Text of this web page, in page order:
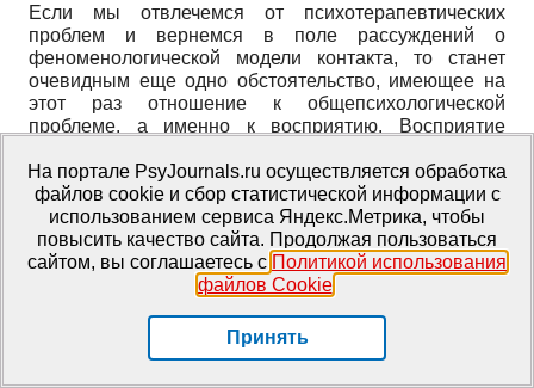
Если мы отвлечемся от психотерапевтических
проблем и вернемся в поле рассуждений о
феноменологической модели контакта, то станет
очевидным еще одно обстоятельство, имеющее на
этот раз отношение к общепсихологической
проблеме, а именно к восприятию. Восприятие
паззлов и атрибутирования им смысла.
Одновременная связанность и отдельность
элементов феноменологического поля имеет важное
значение, поскольку именно в таком соотношении
они могут формировать гештальт, обладающий
самостоятельным смыслом.
Представим себе, что элементы
феноменологического поля находятся друг от друга
На портале PsyJournals.ru осуществляется обработка
файлов cookie и сбор статистической информации с
использованием сервиса Яндекс.Метрика, чтобы
повысить качество сайта. Продолжая пользоваться
сайтом, вы соглашаетесь с Политикой использования
файлов Cookie.
Принять